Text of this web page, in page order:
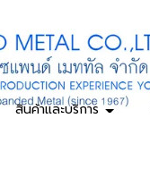
สินค้าและบริการ